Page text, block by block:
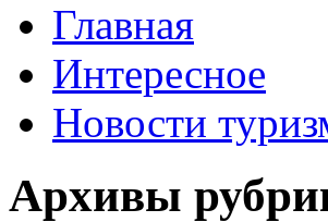
Главная
Интересное
Новости
Архивы